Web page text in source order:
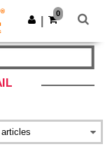
Obtenir l'appli
0